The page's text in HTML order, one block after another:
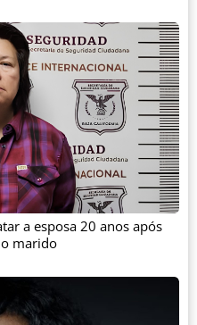
a esposa 20 anos após
marido